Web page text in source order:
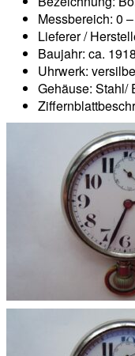
Messbereich: 0
Lieferer /
Baujahr: ca. 1918
Uhrwerk:
Gehäuse: Stahl/